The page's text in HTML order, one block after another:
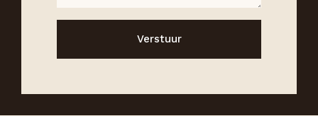
Verstuur